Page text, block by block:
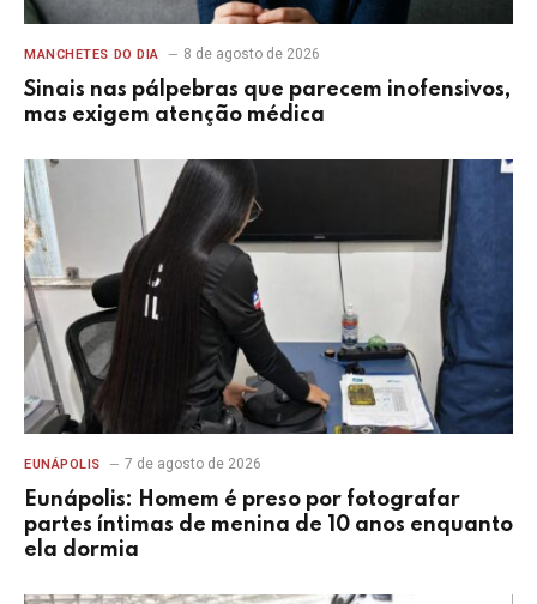
MANCHETES DO DIA 8 de agosto de 2026
Sinais nas pálpebras que parecem inofensivos,
mas exigem atenção médica
EUNÁPOLIS 7 de agosto de 2026
Eunápolis: Homem é preso por fotografar
partes íntimas de menina de 10 anos enquanto
ela dormia